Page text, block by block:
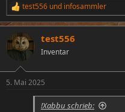
R
e
a
k
t
i
e
test556 und infosammler
test556
Inventar
5. Mai 2025
!Xabbu schrieb: